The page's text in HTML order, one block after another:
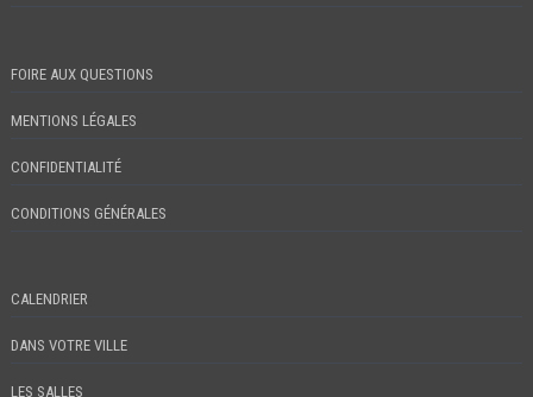
FOIRE AUX QUESTIONS
MENTIONS LÉGALES
CONFIDENTIALITÉ
CONDITIONS GÉNÉRALES
CALENDRIER
DANS VOTRE VILLE
LES SALLES